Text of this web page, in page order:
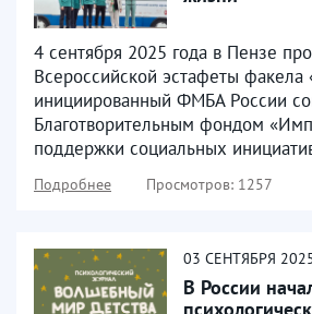
4 сентября 2025 года в Пензе
Всероссийской эстафеты факела
инициированный ФМБА России
Благотворительным фондом
поддержки социальных
Подробнее Просмотров: 1257
03 СЕНТЯБРЯ
В России